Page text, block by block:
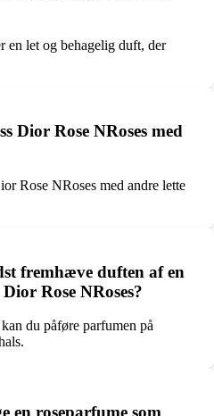
en let og behagelig duft, der
Dior Rose NRoses med
Rose NRoses med andre lette
fremhæve duften af en
Rose NRoses?
du påføre parfumen på
roseparfume som